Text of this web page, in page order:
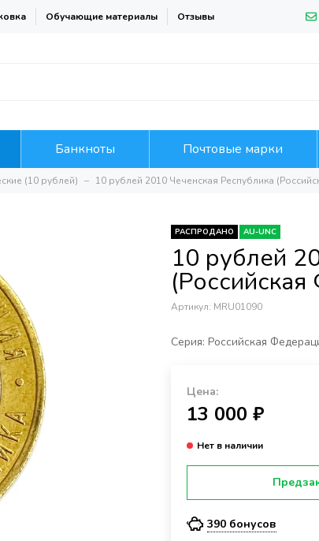
Обучающие материалы Отзывы
Банкноты Почтовые марки
(10 рублей) 10 рублей 2010 Чеченская Республика
РАСПРОДАНО AU-UNC
10 рублей
Артикул: MRU01090
Серия: Российская
Цена:
13 000 ₽
390 бонусов